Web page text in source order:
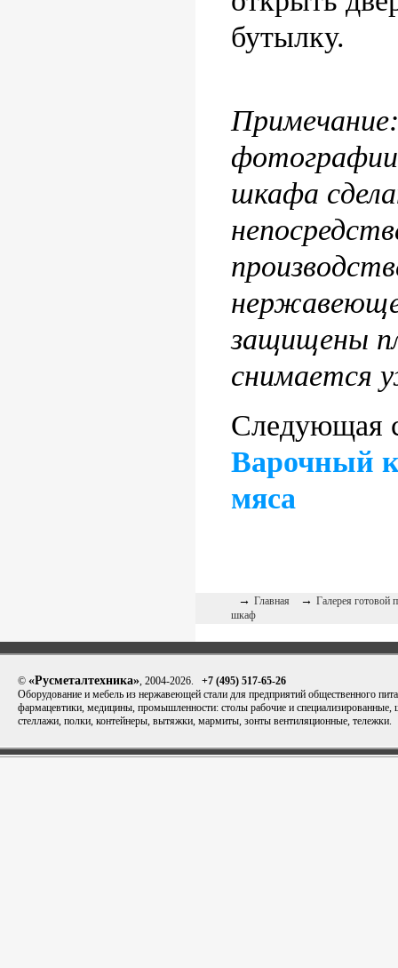
бутылку.
фотографии
шкафа
защищены
снимается
Следующая
Варочный
мяса
→ Главная → Галерея готовой
шкаф
© «Русметалтехника», 2004-2026. +7 (495) 517-65-26
Оборудование и мебель из нержавеющей стали для предприятий общественного
фармацевтики, медицины, промышленности: столы рабочие и
стеллажи, полки, контейнеры, вытяжки, мармиты, зонты вентиляционные, тележки.